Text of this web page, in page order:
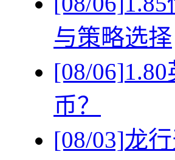
与策略选择
[08/06]
币？
[08/03]龙